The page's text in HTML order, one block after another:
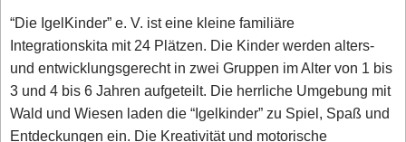
“Die IgelKinder” e. V. ist eine kleine familiäre
Integrationskita mit 24 Plätzen. Die Kinder werden alters-
und entwicklungsgerecht in zwei Gruppen im Alter von 1 bis
3 und 4 bis 6 Jahren aufgeteilt. Die herrliche Umgebung mit
Wald und Wiesen laden die “Igelkinder” zu Spiel, Spaß und
Entdeckungen ein. Die Kreativität und motorische